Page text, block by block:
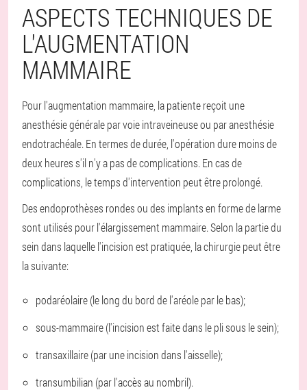
ASPECTS TECHNIQUES DE
L'AUGMENTATION
MAMMAIRE
Pour l'augmentation mammaire, la patiente reçoit une
anesthésie générale par voie intraveineuse ou par anesthésie
endotrachéale. En termes de durée, l'opération dure moins de
deux heures s'il n'y a pas de complications. En cas de
complications, le temps d'intervention peut être prolongé.
Des endoprothèses rondes ou des implants en forme de larme
sont utilisés pour l'élargissement mammaire. Selon la partie du
sein dans laquelle l'incision est pratiquée, la chirurgie peut être
la suivante:
podaréolaire (le long du bord de l'aréole par le bas);
sous-mammaire (l'incision est faite dans le pli sous le sein);
transaxillaire (par une incision dans l'aisselle);
transumbilian (par l'accès au nombril).